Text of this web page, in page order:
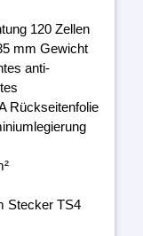
120 Zellen
mm Gewicht
anti-
Rückseitenfolie
Stecker TS4